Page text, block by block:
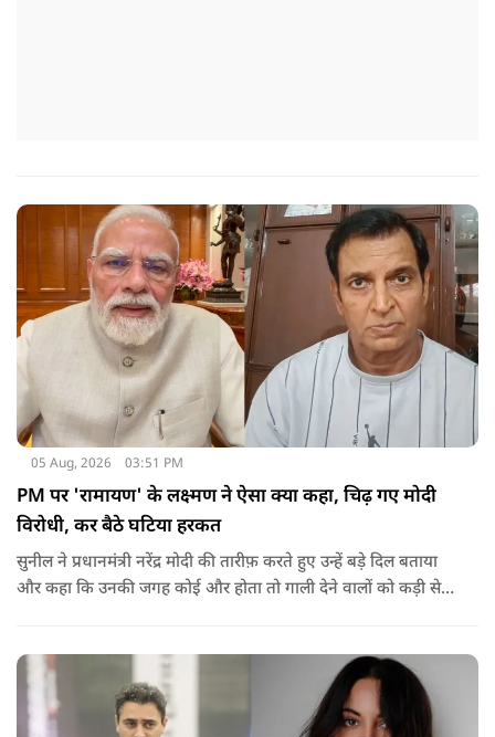
05 Aug, 2026 03:51 PM
PM पर 'रामायण' के लक्ष्मण ने ऐसा क्या कहा, चिढ़ गए मोदी
विरोधी, कर बैठे घटिया हरकत
सुनील ने प्रधानमंत्री नरेंद्र मोदी की तारीफ़ करते हुए उन्हें बड़े दिल बताया
और कहा कि उनकी जगह कोई और होता तो गाली देने वालों को कड़ी से